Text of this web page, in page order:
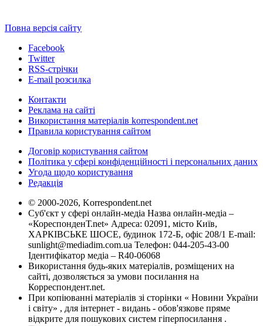
Повна версія сайту
Facebook
Twitter
RSS-стрічки
E-mail розсилка
Контакти
Реклама на сайті
Використання матеріалів korrespondent.net
Правила користування сайтом
Договір користування сайтом
Політика у сфері конфіденційності і персональних даних
Угода щодо користування
Редакція
© 2000-2026, Korrespondent.net
Суб'єкт у сфері онлайн-медіа Назва онлайн-медіа –
«КореспонденТ.net» Адреса: 02091, місто Київ,
ХАРКІВСЬКЕ ШОСЕ, будинок 172-Б, офіс 208/1 E-mail:
sunlight@mediadim.com.ua Телефон: 044-205-43-00
Ідентифікатор медіа – R40-06068
Використання будь-яких матеріалів, розміщених на
сайті, дозволяється за умови посилання на
Корреспондент.net.
При копіюванні матеріалів зі сторінки « Новини України
і світу» , для інтернет - видань - обов'язкове пряме
відкрите для пошукових систем гіперпосилання .